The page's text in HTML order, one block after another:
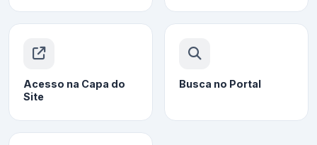
Acesso na Capa do
Site
Busca no Portal